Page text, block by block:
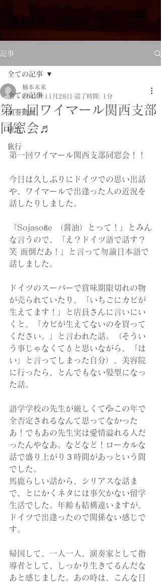
​楠本未来 Official Site
記事
全ての記事
演奏動画
研究
旅行
全ての記事
第一回ワイマール関西支部
同窓会♬
楠本未来
2016年11月28日
読了時間: 1分
第一回ワイマール関西支部同窓会！！
今日は久しぶりにドイツでの思い出話
や、ワイマールで出逢った人の近況を
話したりしました。
「Sojasoße （醤油）とって！」とみん
な言うので、「え？ドイツ語で話す？
笑 面倒だあ！」と言って勿論日本語で
話しました。
ドイツのスーパーで賞味期限切れの物
が売られていたり、「いちごにカビが
生えてます！」と店員さんに言いにい
くと、「カビが生えてないのを買って
ください。」と言われた話。（そうい
う事じゃなくて💧と思いながら、「は
い」と言ってしまった自分）、美容院
に行ったら、とんでもない髪型になっ
た話。
語学学校の先生が厳しくて💦この年で
全否定されるなんて思ってなかった
あ！でもあの先生実は愛情溢れる人だ
ったんやなあ。などなど！ローカルな
話で盛り上がり３時間があっという間
でした。
馬鹿らしい話から、シリアスな話ま
で、とにかくネタには事欠かない留学
生活でした。年齢も結構違いますが、
ドイツで出逢ったので関係ない感じで
す。
帰国して、一人一人、演奏家として指
導者として、しっかり生きてるんだな
あと感じました。あの時は、こんな日